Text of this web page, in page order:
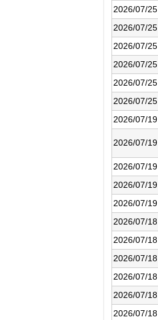
2026/07/25
2026/07/25
2026/07/25
2026/07/25
2026/07/25
2026/07/25
2026/07/19
2026/07/19
2026/07/19
2026/07/19
2026/07/19
2026/07/18
2026/07/18
2026/07/18
2026/07/18
2026/07/18
2026/07/18